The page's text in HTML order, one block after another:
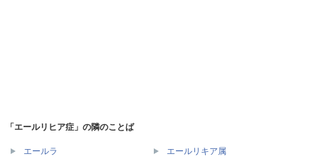
「エールリヒア症」の隣のことば
エールラ エールリキア属